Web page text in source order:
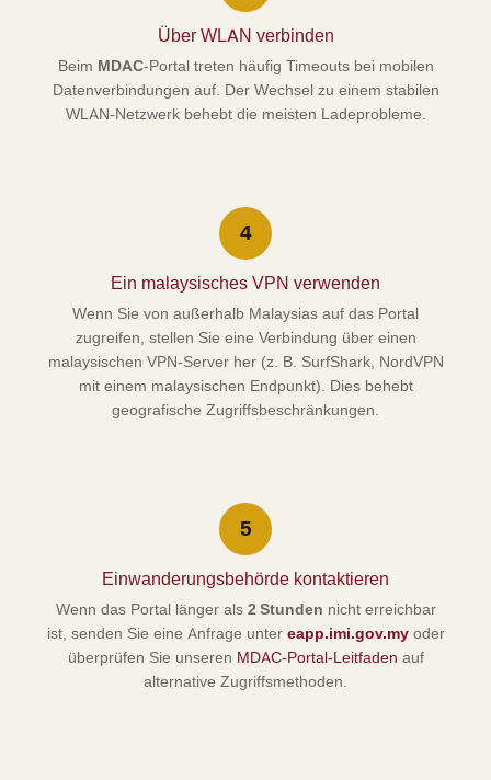
Über WLAN verbinden
Beim MDAC-Portal treten häufig Timeouts bei mobilen
Datenverbindungen auf. Der Wechsel zu einem stabilen
WLAN-Netzwerk behebt die meisten Ladeprobleme.
4
Ein malaysisches VPN verwenden
Wenn Sie von außerhalb Malaysias auf das Portal
zugreifen, stellen Sie eine Verbindung über einen
malaysischen VPN-Server her (z. B. SurfShark, NordVPN
mit einem malaysischen Endpunkt). Dies behebt
geografische Zugriffsbeschränkungen.
5
Einwanderungsbehörde kontaktieren
Wenn das Portal länger als 2 Stunden nicht erreichbar
ist, senden Sie eine Anfrage unter eapp.imi.gov.myoder
überprüfen Sie unseren MDAC-Portal-Leitfaden auf
alternative Zugriffsmethoden.